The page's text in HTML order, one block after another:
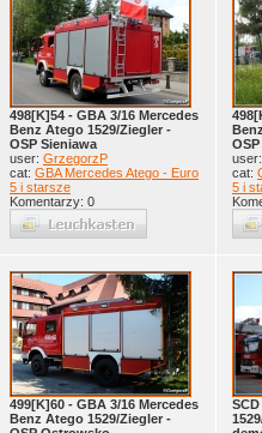
498[K]54 - GBA 3/16 Mercedes
Benz Atego 1529/Ziegler -
OSP Sieniawa
user: GrzegorzP
cat: GBA Mercedes Atego - Euro
5 i starsze
Komentarzy: 0
cat:
5 i
499[K]60 - GBA 3/16 Mercedes
Benz Atego 1529/Ziegler -